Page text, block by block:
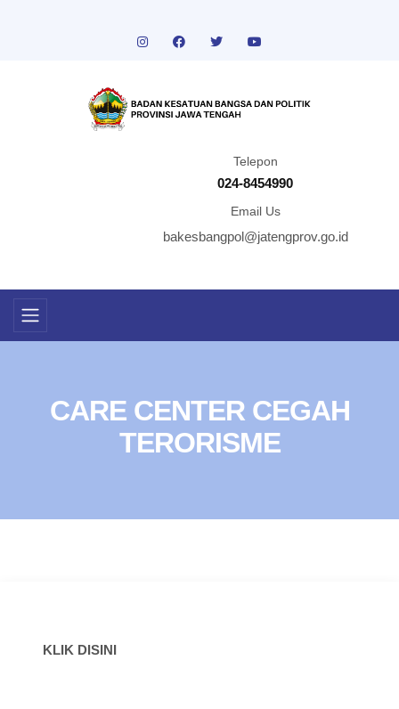
Telepon
024-8454990
Email Us
bakesbangpol@jatengprov.go.id
CARE CENTER CEGAH
TERORISME
KLIK DISINI